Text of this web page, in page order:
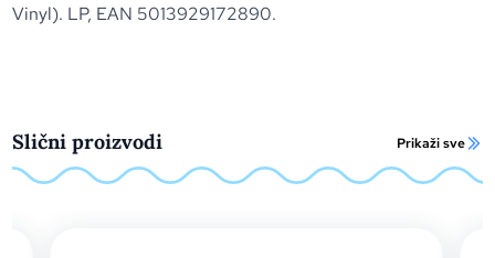
Vinyl). LP, EAN 5013929172890.
Slični proizvodi Prikaži sve